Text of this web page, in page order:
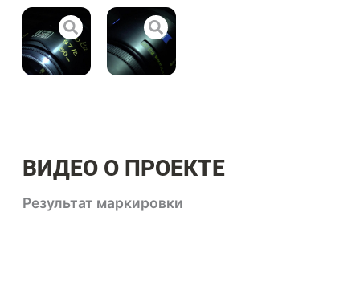
ВИДЕО О ПРОЕКТЕ
Результат маркировки